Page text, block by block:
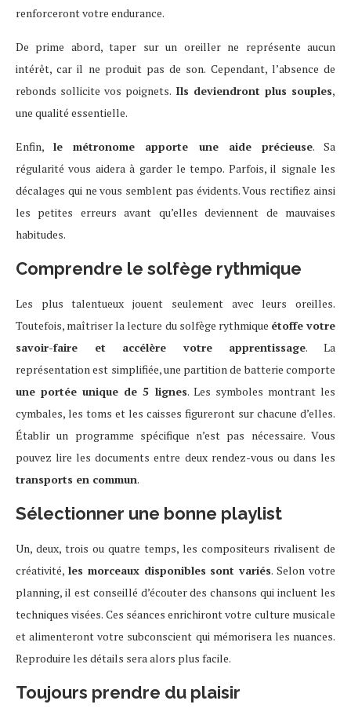
renforceront votre endurance.
De prime abord, taper sur un oreiller ne représente aucun
intérêt, car il ne produit pas de son. Cependant, l’absence de
rebonds sollicite vos poignets. Ils deviendront plus souples,
une qualité essentielle.
Enfin,le métronome apporte une aide précieuse. Sa
régularité vous aidera à garder le tempo. Parfois, il signale les
décalages qui ne vous semblent pas évidents. Vous rectifiez ainsi
les petites erreurs avant qu’elles deviennent de mauvaises
habitudes.
Comprendre le solfège rythmique
Les plus talentueux jouent seulement avec leurs oreilles.
Toutefois, maîtriser la lecture du solfège rythmique étoffe votre
savoir-faire et accélère votre apprentissage. La
représentation est simplifiée, une partition de batterie comporte
une portée unique de 5 lignes. Les symboles montrant les
cymbales, les toms et les caisses figureront sur chacune d’elles.
Établir un programme spécifique n’est pas nécessaire. Vous
pouvez lire les documents entre deux rendez-vous ou dans les
transports en commun.
Sélectionner une bonne playlist
Un, deux, trois ou quatre temps, les compositeurs rivalisent de
créativité, les morceaux disponibles sont variés. Selon votre
planning, il est conseillé d’écouter des chansons qui incluent les
techniques visées. Ces séances enrichiront votre culture musicale
et alimenteront votre subconscient qui mémorisera les nuances.
Reproduire les détails sera alors plus facile.
Toujours prendre du plaisir